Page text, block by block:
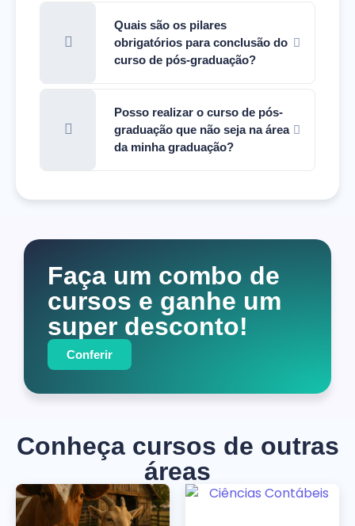
Quais são os pilares
obrigatórios para conclusão do
curso de pós-graduação?
Posso realizar o curso de pós-
graduação que não seja na área
da minha graduação?
Faça um combo de
cursos e ganhe um
super desconto!
Conferir
Conheça cursos de outras
áreas